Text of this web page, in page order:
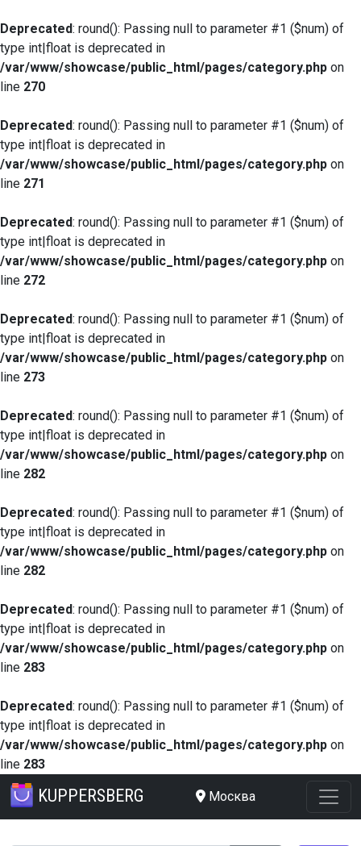
Deprecated: round(): Passing null to parameter #1 ($num) of
type int|float is deprecated in
/var/www/showcase/public_html/pages/category.php on
line 270
Deprecated: round(): Passing null to parameter #1 ($num) of
type int|float is deprecated in
/var/www/showcase/public_html/pages/category.php on
line 271
Deprecated: round(): Passing null to parameter #1 ($num) of
type int|float is deprecated in
/var/www/showcase/public_html/pages/category.php on
line 272
Deprecated: round(): Passing null to parameter #1 ($num) of
type int|float is deprecated in
/var/www/showcase/public_html/pages/category.php on
line 273
Deprecated: round(): Passing null to parameter #1 ($num) of
type int|float is deprecated in
/var/www/showcase/public_html/pages/category.php on
line 282
Deprecated: round(): Passing null to parameter #1 ($num) of
type int|float is deprecated in
/var/www/showcase/public_html/pages/category.php on
line 282
Deprecated: round(): Passing null to parameter #1 ($num) of
type int|float is deprecated in
/var/www/showcase/public_html/pages/category.php on
line 283
Deprecated: round(): Passing null to parameter #1 ($num) of
type int|float is deprecated in
/var/www/showcase/public_html/pages/category.php on
line 283
KUPPERSBERG Москва